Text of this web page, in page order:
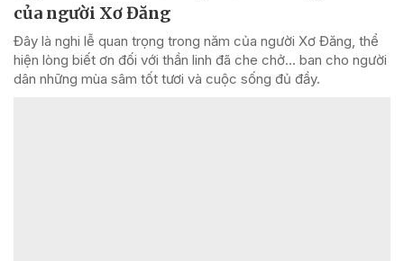
của người Xơ Đăng
Đây là nghi lễ quan trọng trong năm của người Xơ Đăng, thể
hiện lòng biết ơn đối với thần linh đã che chở... ban cho người
dân những mùa sâm tốt tươi và cuộc sống đủ đầy.